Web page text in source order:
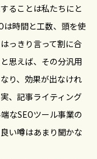
ることは私たちにと
は時間と工数、頭を使
っきり言って割に合
思えば、その分汎用
り、効果が出なけれ
、記事ライティング
なSEOツール事業の
い噂はあまり聞かな